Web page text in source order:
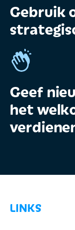
Gebruik
Geef
het
LINKS